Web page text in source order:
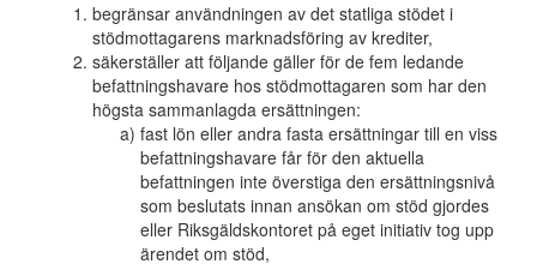
begränsar användningen av det statliga stödet i
stödmottagarens marknadsföring av krediter,
säkerställer att följande gäller för de fem ledande
befattningshavare hos stödmottagaren som har den
högsta sammanlagda ersättningen:
fast lön eller andra fasta ersättningar till en viss
befattningshavare får för den aktuella
befattningen inte överstiga den ersättningsnivå
som beslutats innan ansökan om stöd gjordes
eller Riksgäldskontoret på eget initiativ tog upp
ärendet om stöd,